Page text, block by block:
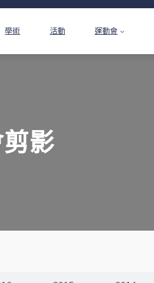
學術 活動 運動會
影